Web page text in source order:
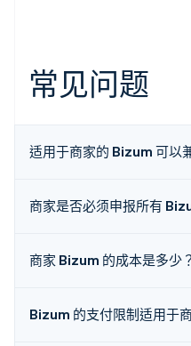
常见问题
适用于商家的 Bizum 可以
商家是否必须申报所有
商家 Bizum 的成本是多少？
Bizum 的支付限制适用于
English
爱沙尼亚
DeutschEnglish